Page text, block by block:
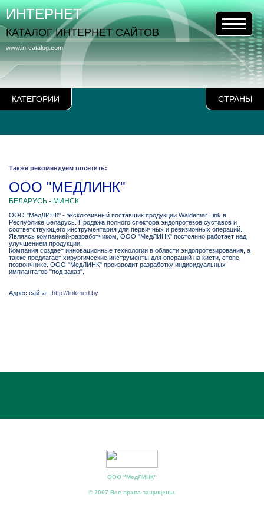
КАТЕГОРИИ СТРАНЫ
www.in-catalog.com
ИНТЕРНЕТ
КАТАЛОГ ИНТЕРНЕТ САЙТОВ
Также рекомендуем посетить:
ООО "МЕДЛИНК"
БЕЛАРУСЬ - МИНСК
ООО "МедЛИНК" - эксклюзивный поставщик продукции Waldemar Link в
Республике Беларусь. Продажа полного спектора эндопротезов суставов и
соответствующего инструментария для первичных и ревизионных операций.
Являясь компанией-разработчиком, ООО "МедЛИНК" постоянно работает над
улучшением продукции.
Компания создает инновационные технологии в области эндопротезирования, а
также предлагает хирургические инструменты для операций на кисти, стопе,
позвончнике. ООО "МедЛИНК" производит разработку индивидуальных
имплантатов "под заказ".
Адрес сайта - http://linkmed.by
ООО "МедЛИНК"
© 2007 Все права защищены.